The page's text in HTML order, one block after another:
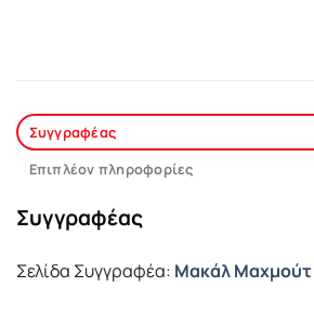
Συγγραφέας
Επιπλέον πληροφορίες
Συγγραφέας
Σελίδα Συγγραφέα: Μακάλ Μαχμούτ